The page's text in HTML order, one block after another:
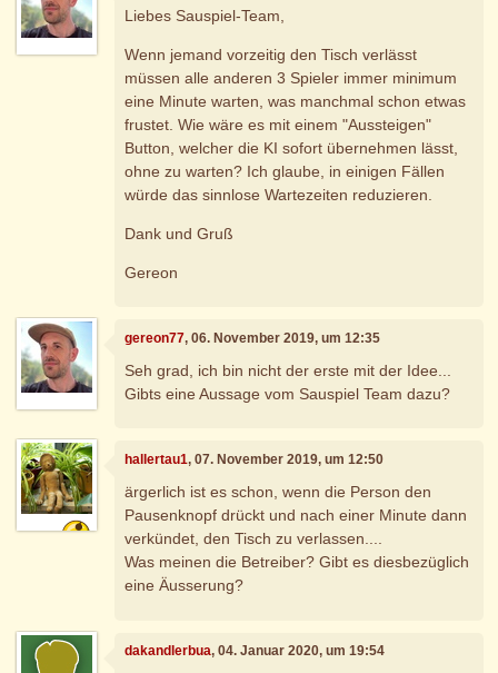
Liebes Sauspiel-Team,
Wenn jemand vorzeitig den Tisch verlässt
müssen alle anderen 3 Spieler immer minimum
eine Minute warten, was manchmal schon etwas
frustet. Wie wäre es mit einem "Aussteigen"
Button, welcher die KI sofort übernehmen lässt,
ohne zu warten? Ich glaube, in einigen Fällen
würde das sinnlose Wartezeiten reduzieren.
Dank und Gruß
Gereon
gereon77, 06. November 2019, um 12:35
Seh grad, ich bin nicht der erste mit der Idee...
Gibts eine Aussage vom Sauspiel Team dazu?
hallertau1, 07. November 2019, um 12:50
ärgerlich ist es schon, wenn die Person den
Pausenknopf drückt und nach einer Minute dann
verkündet, den Tisch zu verlassen....
Was meinen die Betreiber? Gibt es diesbezüglich
eine Äusserung?
dakandlerbua, 04. Januar 2020, um 19:54